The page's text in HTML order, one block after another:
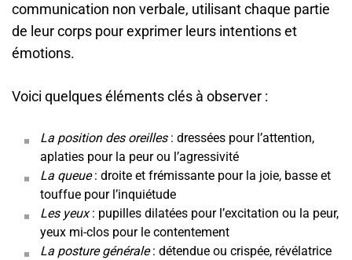
communication non verbale, utilisant chaque partie
de leur corps pour exprimer leurs intentions et
émotions.
Voici quelques éléments clés à observer :
La position des oreilles: dressées pour l’attention,
aplaties pour la peur ou l’agressivité
La queue: droite et frémissante pour la joie, basse et
touffue pour l’inquiétude
Les yeux: pupilles dilatées pour l’excitation ou la peur,
yeux mi-clos pour le contentement
La posture générale: détendue ou crispée, révélatrice